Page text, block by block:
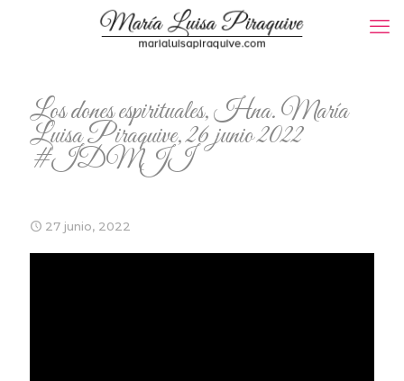
Los dones espirituales, Hna. María
Luisa Piraquive, 26 junio 2022
#IDMJI
27 junio, 2022